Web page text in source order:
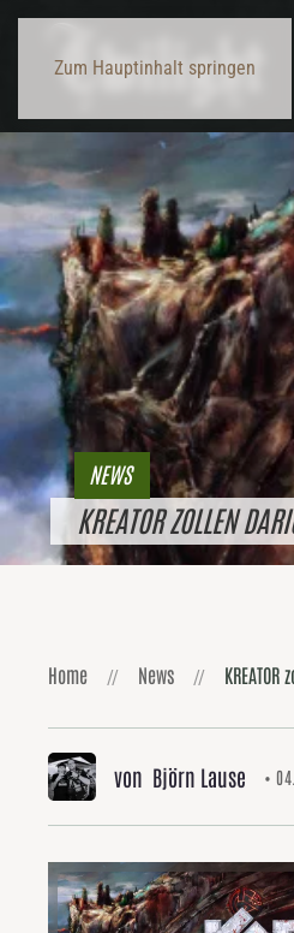
Zum Hauptinhalt springen
NEWS
KREATOR ZOLLEN
Home News
von Björn Lause •